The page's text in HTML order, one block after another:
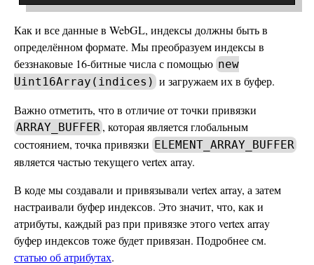
Как и все данные в WebGL, индексы должны быть в
определённом формате. Мы преобразуем индексы в
беззнаковые 16-битные числа с помощью new
Uint16Array(indices) и загружаем их в буфер.
Важно отметить, что в отличие от точки привязки
ARRAY_BUFFER , которая является глобальным
состоянием, точка привязки ELEMENT_ARRAY_BUFFER
является частью текущего vertex array.
В коде мы создавали и привязывали vertex array, а затем
настраивали буфер индексов. Это значит, что, как и
атрибуты, каждый раз при привязке этого vertex array
буфер индексов тоже будет привязан. Подробнее см.
статью об атрибутах.